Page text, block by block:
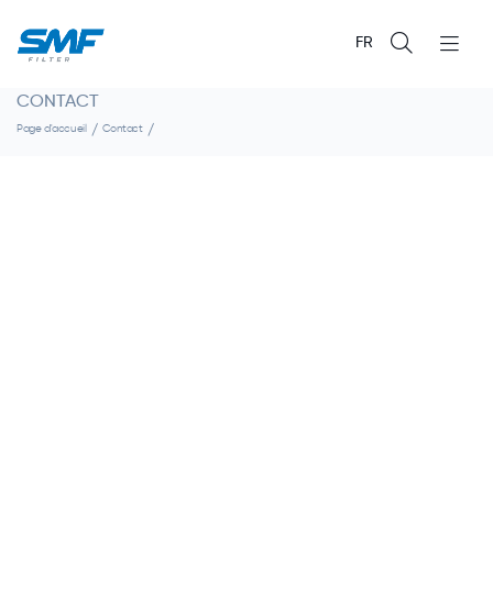
FR
CONTACT
Page d'accueil Contact